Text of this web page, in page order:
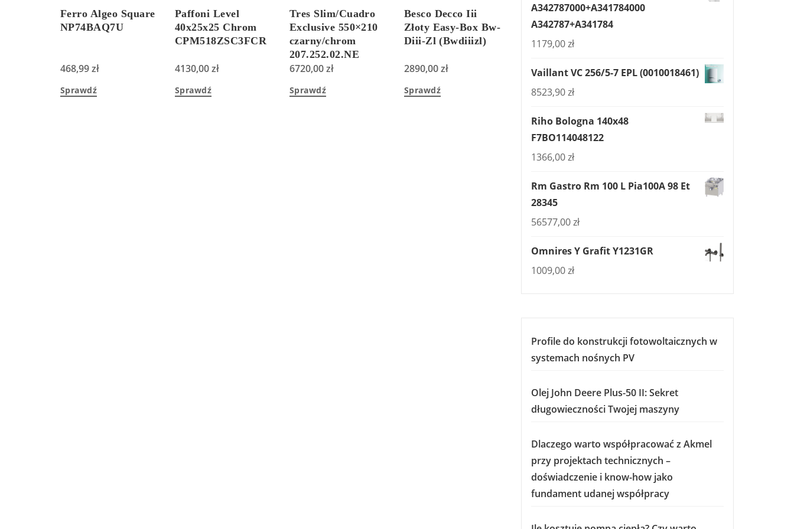
Ferro Algeo Square
NP74BAQ7U
468,99zł
Sprawdź
Paffoni Level
40x25x25 Chrom
CPM518ZSC3FCR
4130,00zł
Sprawdź
Tres Slim/Cuadro
Exclusive 550×210
czarny/chrom
207.252.02.NE
6720,00zł
Sprawdź
Besco Decco Iii
Złoty Easy-Box Bw-
Diii-Zl (Bwdiiizl)
2890,00zł
Sprawdź
A342787000+A341784000
A342787+A341784
1179,00zł
Vaillant VC 256/5-7 EPL (0010018461)
8523,90zł
Riho Bologna 140x48
F7BO114048122
1366,00zł
Rm Gastro Rm 100 L Pia100A 98 Et
28345
56577,00zł
Omnires Y Grafit Y1231GR
1009,00zł
Profile do konstrukcji fotowoltaicznych w
systemach nośnych PV
Olej John Deere Plus-50 II: Sekret
długowieczności Twojej maszyny
Dlaczego warto współpracować z Akmel
przy projektach technicznych –
doświadczenie i know-how jako
fundament udanej współpracy